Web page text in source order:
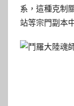
系，這種克制
站等宗門副本